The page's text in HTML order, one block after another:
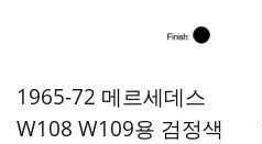
1965-72 메르세데스
W108 W109용 검정색